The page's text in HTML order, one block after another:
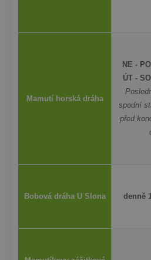
Mamutí horská dráha
NE -
ÚT -
spodní
před
Bobová dráha U Slona denně